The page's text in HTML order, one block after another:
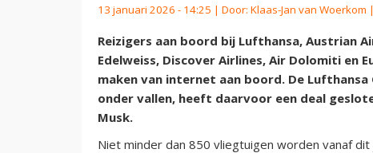
13 januari 2026 - 14:25 | Door: Klaas-Jan van Woerkom
Reizigers aan boord bij Lufthansa, Austrian
Edelweiss, Discover Airlines, Air Dolomiti
maken van internet aan boord. De
onder vallen, heeft daarvoor een deal
Musk.
Niet minder dan 850 vliegtuigen worden vanaf